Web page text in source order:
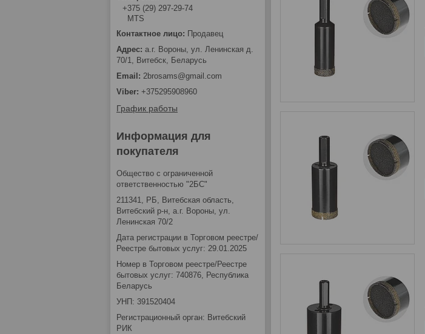
+375 (29) 297-29-74
MTS
Продавец
а.г. Вороны, ул. Ленинская д.
70/1, Витебск, Беларусь
2brosams@gmail.com
+375295908960
График работы
Информация для
покупателя
Общество с ограниченной
ответственностью "2БС"
211341, РБ, Витебская область,
Витебский р-н, а.г. Вороны, ул.
Ленинская 70/2
Дата регистрации в Торговом реестре/
Реестре бытовых услуг: 29.01.2025
Номер в Торговом реестре/Реестре
бытовых услуг: 740876, Республика
Беларусь
УНП: 391520404
Регистрационный орган: Витебский
РИК